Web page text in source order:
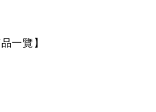
一覽】